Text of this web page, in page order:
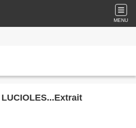
MENU
LUCIOLES...Extrait